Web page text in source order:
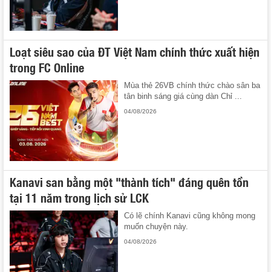
Loạt siêu sao của ĐT Việt Nam chính thức xuất hiện
trong FC Online
Mùa thẻ 26VB chính thức chào sân ba
tân binh sáng giá cùng dàn Chỉ ...
04/08/2026
Kanavi san bằng một "thành tích" đáng quên tồn
tại 11 năm trong lịch sử LCK
Có lẽ chính Kanavi cũng không mong
muốn chuyện này.
04/08/2026